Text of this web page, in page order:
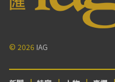
© 2026 IAG